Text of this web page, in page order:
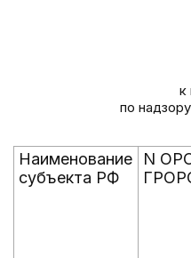
к
по
Наименование
субъекта РФ
N